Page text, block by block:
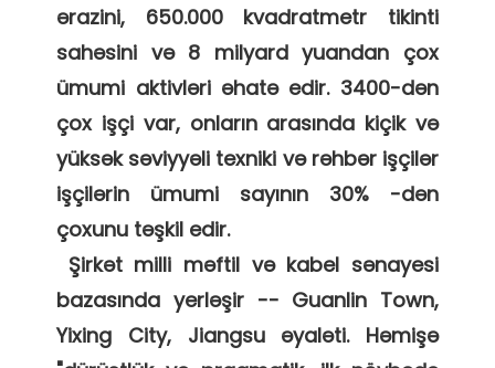
ərazini, 650.000 kvadratmetr tikinti
sahəsini və 8 milyard yuandan çox
ümumi aktivləri əhatə edir. 3400-dən
çox işçi var, onların arasında kiçik və
yüksək səviyyəli texniki və rəhbər işçilər
işçilərin ümumi sayının 30% -dən
çoxunu təşkil edir.
bazasında yerləşir -- Guanlin Town,
Yixing City, Jiangsu əyaləti. Həmişə